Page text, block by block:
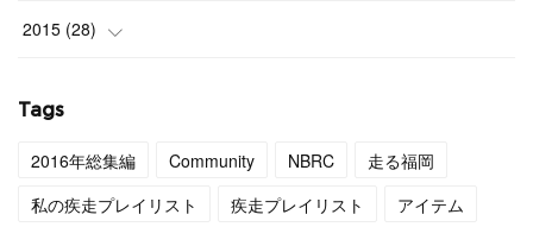
(4)
(9)
11
2015 (28)
Tags
2016年総集編 Community NBRC
走る福岡
私の疾走プレイリスト
疾走プレイリスト
アイテム